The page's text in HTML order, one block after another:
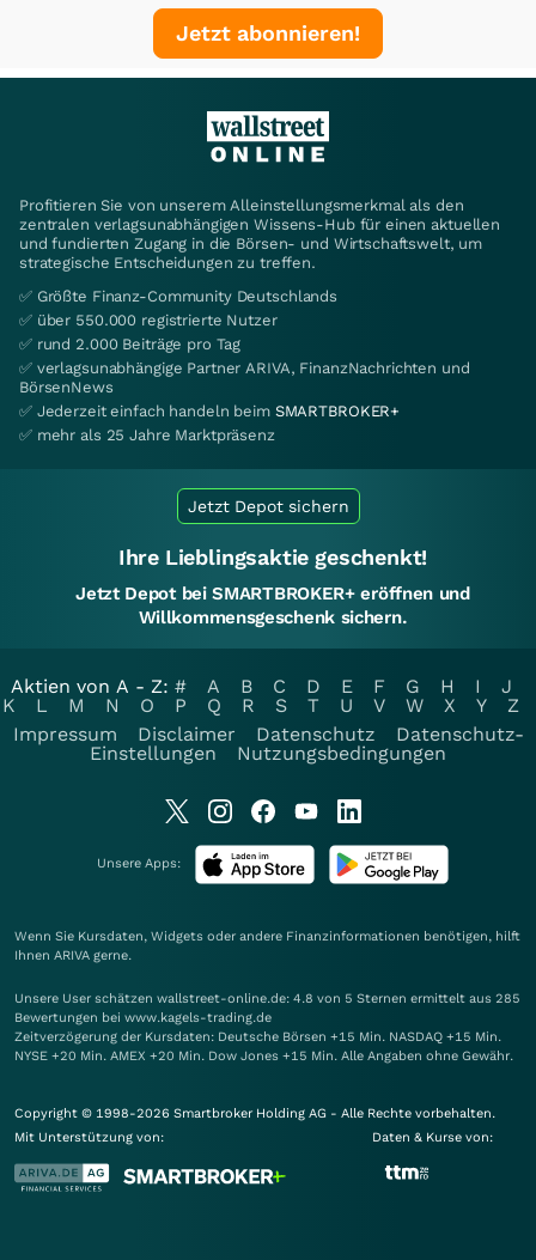
Jetzt abonnieren!
Profitieren Sie von unserem Alleinstellungsmerkmal als den
zentralen verlagsunabhängigen Wissens-Hub für einen aktuellen
und fundierten Zugang in die Börsen- und Wirtschaftswelt, um
strategische Entscheidungen zu treffen.
✅ Größte Finanz-Community Deutschlands
✅ über 550.000 registrierte Nutzer
✅ rund 2.000 Beiträge pro Tag
✅ verlagsunabhängige Partner ARIVA, FinanzNachrichten und
BörsenNews
✅ Jederzeit einfach handeln beim SMARTBROKER+
✅ mehr als 25 Jahre Marktpräsenz
Jetzt Depot sichern
Ihre Lieblingsaktie geschenkt!
Jetzt Depot bei SMARTBROKER+ eröffnen und
Willkommensgeschenk sichern.
Aktien von A - Z: # A B C D E F G H I
J
K
L M N O P Q R S T U V W X Y
Z
Impressum
Disclaimer Datenschutz
Datenschutz-
Einstellungen
Nutzungsbedingungen
Unsere Apps:
Wenn Sie Kursdaten, Widgets oder andere Finanzinformationen benötigen, hilft
Ihnen ARIVA gerne.
Unsere User schätzen wallstreet-online.de: 4.8 von 5 Sternen ermittelt aus 285
Bewertungen bei www.kagels-trading.de
Zeitverzögerung der Kursdaten: Deutsche Börsen +15 Min. NASDAQ +15 Min.
NYSE +20 Min. AMEX +20 Min. Dow Jones +15 Min. Alle Angaben ohne Gewähr.
Copyright © 1998-2026 Smartbroker Holding AG - Alle Rechte vorbehalten.
Mit Unterstützung von:
Daten & Kurse von: